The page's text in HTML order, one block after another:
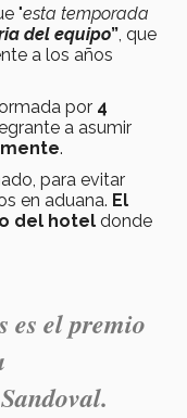
"esta temporada
del equipo”, que
a los años
por 4
a asumir
.
para evitar
en aduana. El
del hotel donde
es el premio